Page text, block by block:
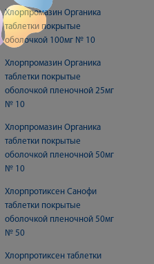
Хлорпромазин Органика
таблетки покрытые
оболочкой 100мг № 10
Хлорпромазин Органика
таблетки покрытые
оболочкой пленочной 25мг
№ 10
Хлорпромазин Органика
таблетки покрытые
оболочкой пленочной 50мг
№ 10
Хлорпротиксен Санофи
таблетки покрытые
оболочкой пленочной 50мг
№ 50
Хлорпротиксен таблетки